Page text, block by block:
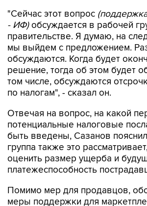
"Сейчас этот вопрос
- ИФ)обсуждается в рабочей
правительстве. Я думаю, на
мы выйдем с предложением.
обсуждаются. Когда будет
решение, тогда об этом будет
том числе, обсуждаются
по налогам", - сказал он.
Отвечая на вопрос, на какой
потенциальные налоговые
быть введены, Сазанов
группа также это
оценить размер ущерба и
платежеспособность
Помимо мер для продавцов,
меры поддержки для